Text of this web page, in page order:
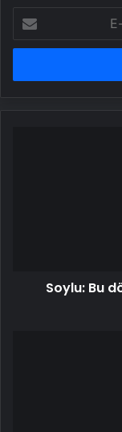
posta
adresinizi
Soylu: Bu